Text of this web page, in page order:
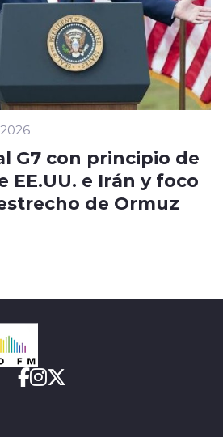
G7 con principio de
EE.UU. e Irán y foco
de Ormuz